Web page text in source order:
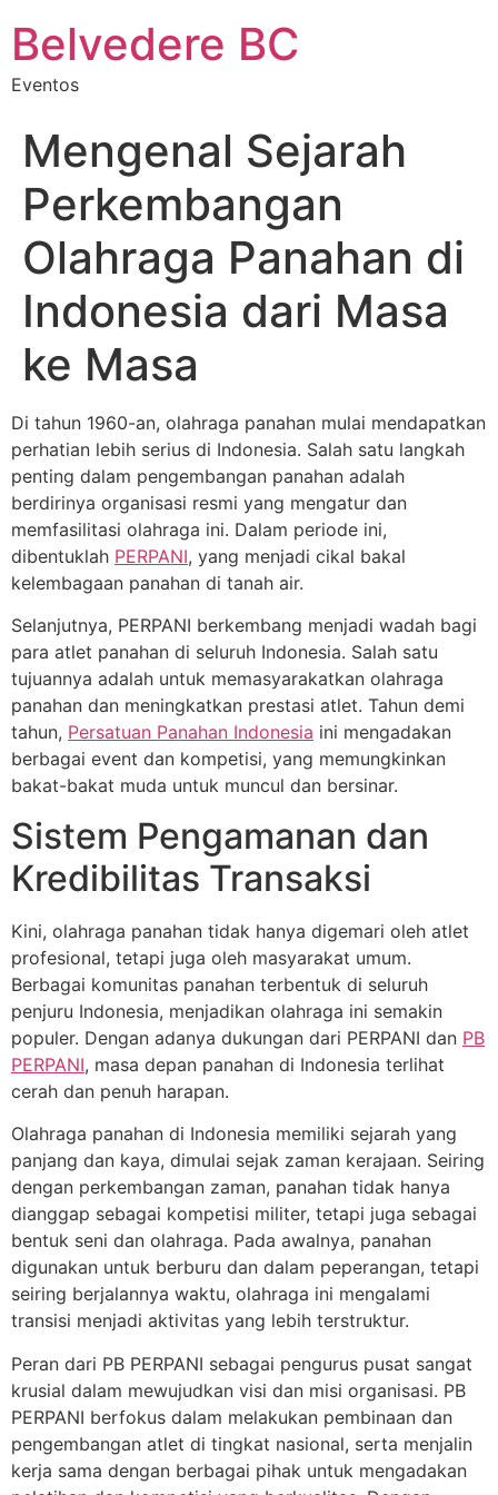
Belvedere BC
Eventos
Mengenal Sejarah
Perkembangan
Olahraga Panahan di
Indonesia dari Masa
ke Masa
Di tahun 1960-an, olahraga panahan mulai mendapatkan
perhatian lebih serius di Indonesia. Salah satu langkah
penting dalam pengembangan panahan adalah
berdirinya organisasi resmi yang mengatur dan
memfasilitasi olahraga ini. Dalam periode ini,
dibentuklah PERPANI, yang menjadi cikal bakal
kelembagaan panahan di tanah air.
Selanjutnya, PERPANI berkembang menjadi wadah bagi
para atlet panahan di seluruh Indonesia. Salah satu
tujuannya adalah untuk memasyarakatkan olahraga
panahan dan meningkatkan prestasi atlet. Tahun demi
tahun, Persatuan Panahan Indonesia ini mengadakan
berbagai event dan kompetisi, yang memungkinkan
bakat-bakat muda untuk muncul dan bersinar.
Sistem Pengamanan dan
Kredibilitas Transaksi
Kini, olahraga panahan tidak hanya digemari oleh atlet
profesional, tetapi juga oleh masyarakat umum.
Berbagai komunitas panahan terbentuk di seluruh
penjuru Indonesia, menjadikan olahraga ini semakin
populer. Dengan adanya dukungan dari PERPANI dan PB
PERPANI, masa depan panahan di Indonesia terlihat
cerah dan penuh harapan.
Olahraga panahan di Indonesia memiliki sejarah yang
panjang dan kaya, dimulai sejak zaman kerajaan. Seiring
dengan perkembangan zaman, panahan tidak hanya
dianggap sebagai kompetisi militer, tetapi juga sebagai
bentuk seni dan olahraga. Pada awalnya, panahan
digunakan untuk berburu dan dalam peperangan, tetapi
seiring berjalannya waktu, olahraga ini mengalami
transisi menjadi aktivitas yang lebih terstruktur.
Peran dari PB PERPANI sebagai pengurus pusat sangat
krusial dalam mewujudkan visi dan misi organisasi. PB
PERPANI berfokus dalam melakukan pembinaan dan
pengembangan atlet di tingkat nasional, serta menjalin
kerja sama dengan berbagai pihak untuk mengadakan